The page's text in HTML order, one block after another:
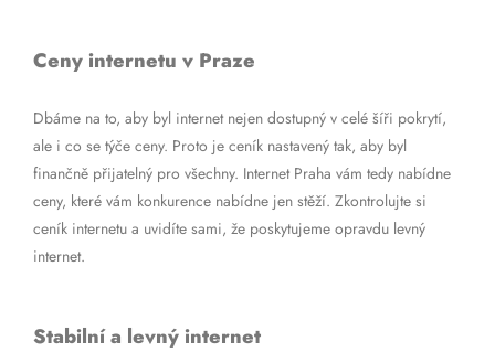
Ceny internetu v Praze
Dbáme na to, aby byl internet nejen dostupný v celé šíři pokrytí,
ale i co se týče ceny. Proto je ceník nastavený tak, aby byl
finančně přijatelný pro všechny. Internet Praha vám tedy nabídne
ceny, které vám konkurence nabídne jen stěží. Zkontrolujte si
ceník internetu a uvidíte sami, že poskytujeme opravdu levný
internet.
Stabilní a levný internet